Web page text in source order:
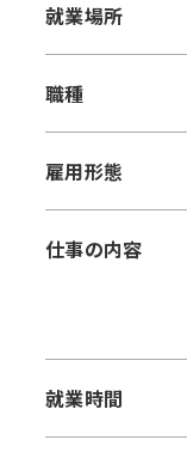
就業場所
職種
雇用形態
仕事の内容
就業時間